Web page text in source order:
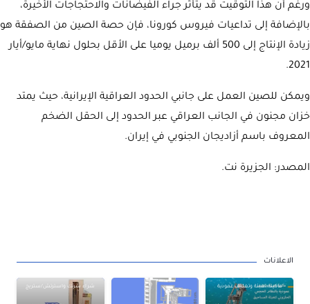
ورغم أن هذا التوقيت قد يتأثر جراء الفيضانات والاحتجاجات الأخيرة،
بالإضافة إلى تداعيات فيروس كورونا، فإن حصة الصين من الصفقة هو
زيادة الإنتاج إلى 500 ألف برميل يوميا على الأقل بحلول نهاية مايو/أيار
2021.
ويمكن للصين العمل على جانبي الحدود العراقية الإيرانية، حيث يمتد
خزان مجنون في الجانب العراقي عبر الحدود إلى الحقل الضخم
المعروف باسم أزاديجان الجنوبي في إيران.
المصدر: الجزيرة نت.
الاعلانات
ماكينة تعبئة وتغليف عمودية شراء شرنك واسترتش/ستريج